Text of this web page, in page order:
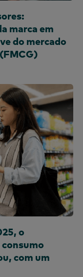
marca em
do mercado
o
com um